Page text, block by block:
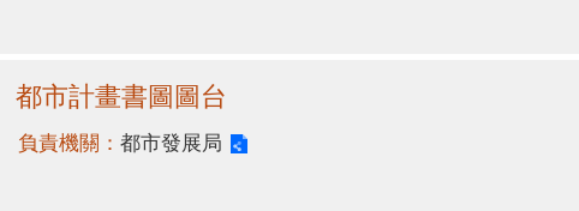
都市計畫書圖圖台
負責機關： 都市發展局